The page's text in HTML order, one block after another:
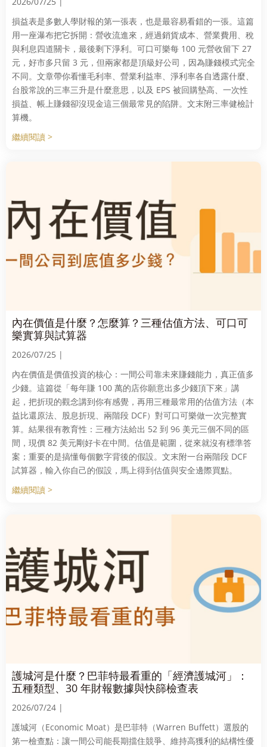
損益表是多數人學財報的第一張表，也是最容易看錯的一張。這篇
用一座瀑布把它拆開：營收流進來，經過銷貨成本、營業費用、稅
與利息四道關卡，最後剩下淨利。可口可樂每 100 元營收留下 27
元，好市多只留 3 元，但兩家都是頂級好公司，因為賺錢模式完全
不同。文章帶你看懂毛利率、營業利益率、淨利率各自透露什麼、
台股常說的三率三升是什麼意思，以及 EPS 被回購墊高、一次性
損益、帳上賺錢卻沒現金這三個最常見的陷阱。文末附三率健檢計
算機。
繼續閱讀 >
內在價值是什麼？怎麼算？三種估值方法、可口可
樂實算與試算器
2026/07/25 |
內在價值是價值投資的核心：一間公司靠未來賺錢能力，真正值多
少錢。這篇從「每年賺 100 萬的店你願意出多少錢頂下來」講
起，把折現的觀念講到你有感覺，再用三種最常用的估值方法（本
益比還原法、股息折現、兩階段 DCF）對可口可樂做一次完整實
算。結果很有教育性：三種方法給出 52 到 96 美元三個不同的區
間，現價 82 美元剛好卡在中間。估值是範圍，從來就沒有標準答
案；重要的是搞懂每個數字背後的假設。文末附一台兩階段 DCF
試算器，輸入你自己的假設，馬上得到估值與安全邊際買點。
繼續閱讀 >
護城河是什麼？巴菲特最看重的「經濟護城河」：
五種類型、30 年財報數據與快篩檢查表
2026/07/24 |
護城河（Economic Moat）是巴菲特（Warren Buffett）選股的
第一檢查點：讓一間公司能長期擋住競爭、維持高獲利的結構性優